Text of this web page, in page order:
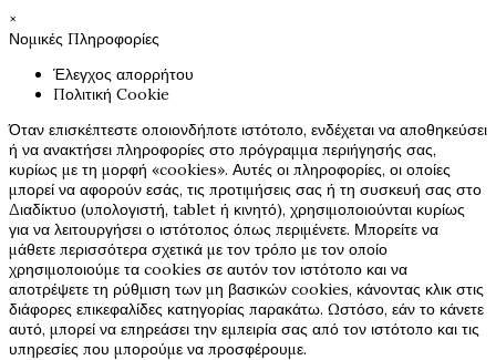
×
Νομικές Πληροφορίες
Έλεγχος απορρήτου
Πολιτική Cookie
Όταν επισκέπτεστε οποιονδήποτε ιστότοπο, ενδέχεται να αποθηκεύσει
ή να ανακτήσει πληροφορίες στο πρόγραμμα περιήγησής σας,
κυρίως με τη μορφή «cookies». Αυτές οι πληροφορίες, οι οποίες
μπορεί να αφορούν εσάς, τις προτιμήσεις σας ή τη συσκευή σας στο
Διαδίκτυο (υπολογιστή, tablet ή κινητό), χρησιμοποιούνται κυρίως
για να λειτουργήσει ο ιστότοπος όπως περιμένετε. Μπορείτε να
μάθετε περισσότερα σχετικά με τον τρόπο με τον οποίο
χρησιμοποιούμε τα cookies σε αυτόν τον ιστότοπο και να
αποτρέψετε τη ρύθμιση των μη βασικών cookies, κάνοντας κλικ στις
διάφορες επικεφαλίδες κατηγορίας παρακάτω. Ωστόσο, εάν το κάνετε
αυτό, μπορεί να επηρεάσει την εμπειρία σας από τον ιστότοπο και τις
υπηρεσίες που μπορούμε να προσφέρουμε.